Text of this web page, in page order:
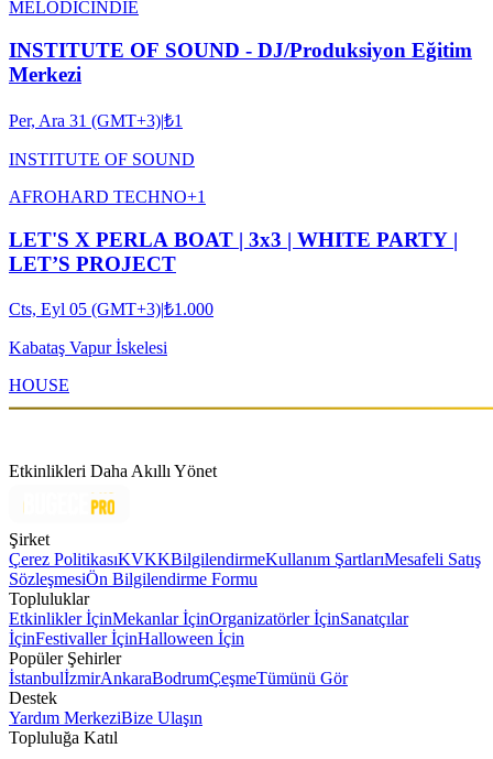
MELODICINDIE
INSTITUTE OF SOUND - DJ/Produksiyon Eğitim
Merkezi
Per, Ara 31 (GMT+3)|₺1
INSTITUTE OF SOUND
AFROHARD TECHNO+1
LET'S X PERLA BOAT | 3x3 | WHITE PARTY |
LET’S PROJECT
Cts, Eyl 05 (GMT+3)|₺1.000
Kabataş Vapur İskelesi
HOUSE
Etkinlikleri Daha Akıllı Yönet
Şirket
Çerez PolitikasıKVKKBilgilendirmeKullanım ŞartlarıMesafeli Satış
SözleşmesiÖn Bilgilendirme Formu
Topluluklar
Etkinlikler İçinMekanlar İçinOrganizatörler İçinSanatçılar
İçinFestivaller İçinHalloween İçin
Popüler Şehirler
İstanbulİzmirAnkaraBodrumÇeşmeTümünü Gör
Destek
Yardım MerkeziBize Ulaşın
Topluluğa Katıl